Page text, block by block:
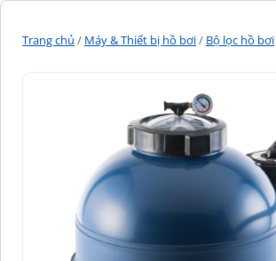
Trang chủ / Máy & Thiết bị hồ bơi/ Bộ lọc hồ bơi